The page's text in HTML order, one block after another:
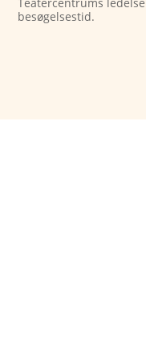
besøgelsestid.